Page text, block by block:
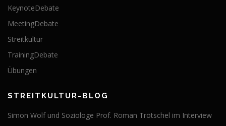
KeynoteDebate
MeetingDebate
Streitkultur
TrainingDebate
Übungen
STREITKULTUR-BLOG
Simon Wolf und Soziologe Prof. Roman Trötschel im Interview